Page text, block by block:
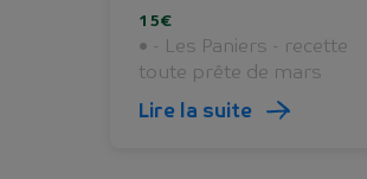
15€
• - Les Paniers - recette
toute prête de mars
Lire la suite